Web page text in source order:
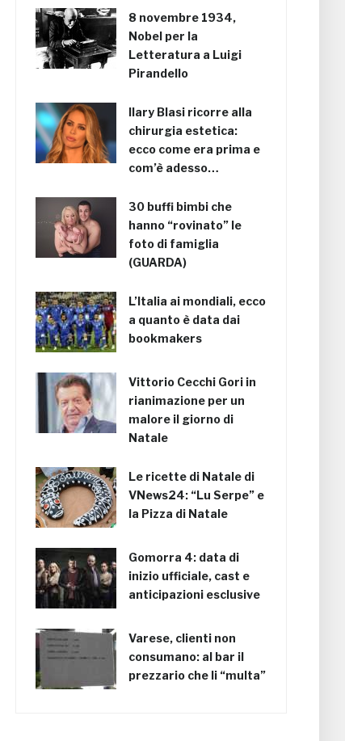
8 novembre 1934,
Nobel per la
Letteratura a Luigi
Pirandello
Ilary Blasi ricorre alla
chirurgia estetica:
ecco come era prima e
com’è adesso…
30 buffi bimbi che
hanno “rovinato” le
foto di famiglia
(GUARDA)
L’Italia ai mondiali, ecco
a quanto è data dai
bookmakers
Vittorio Cecchi Gori in
rianimazione per un
malore il giorno di
Natale
Le ricette di Natale di
VNews24: “Lu Serpe” e
la Pizza di Natale
Gomorra 4: data di
inizio ufficiale, cast e
anticipazioni esclusive
Varese, clienti non
consumano: al bar il
prezzario che li “multa”